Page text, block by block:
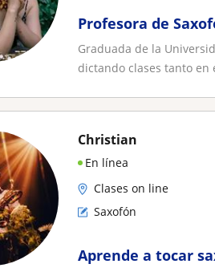
Profesora de
Graduada de la
dictando clases tanto en
Christian
En línea
Clases on line
Saxofón
Aprende a tocar